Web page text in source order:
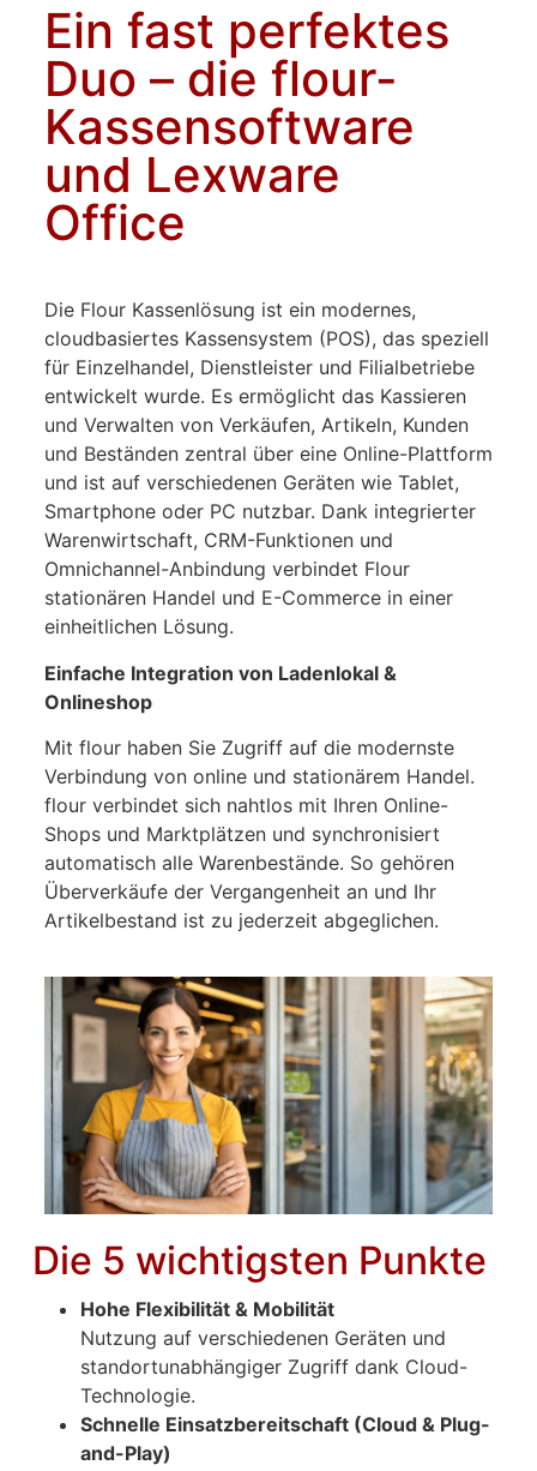
Ein fast perfektes
Duo – die flour-
Kassensoftware
und Lexware
Office
Die Flour Kassenlösung ist ein modernes,
cloudbasiertes Kassensystem (POS), das speziell
für Einzelhandel, Dienstleister und Filialbetriebe
entwickelt wurde. Es ermöglicht das Kassieren
und Verwalten von Verkäufen, Artikeln, Kunden
und Beständen zentral über eine Online-Plattform
und ist auf verschiedenen Geräten wie Tablet,
Smartphone oder PC nutzbar. Dank integrierter
Warenwirtschaft, CRM-Funktionen und
Omnichannel-Anbindung verbindet Flour
stationären Handel und E-Commerce in einer
einheitlichen Lösung.
Einfache Integration von Ladenlokal &
Onlineshop
Mit flour haben Sie Zugriff auf die modernste
Verbindung von online und stationärem Handel.
flour verbindet sich nahtlos mit Ihren Online-
Shops und Marktplätzen und synchronisiert
automatisch alle Warenbestände. So gehören
Überverkäufe der Vergangenheit an und Ihr
Artikelbestand ist zu jederzeit abgeglichen.
Die 5 wichtigsten Punkte
Hohe Flexibilität & Mobilität
Nutzung auf verschiedenen Geräten und
standortunabhängiger Zugriff dank Cloud-
Technologie.
Schnelle Einsatzbereitschaft (Cloud & Plug-
and-Play)